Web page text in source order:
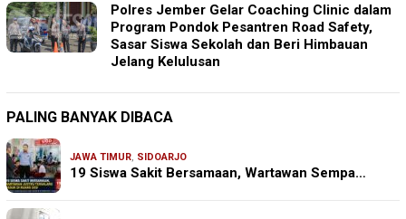
Polres Jember Gelar Coaching Clinic dalam
Program Pondok Pesantren Road Safety,
Sasar Siswa Sekolah dan Beri Himbauan
Jelang Kelulusan
PALING BANYAK DIBACA
JAWA TIMUR, SIDOARJO
19 Siswa Sakit Bersamaan, Wartawan Sempa…